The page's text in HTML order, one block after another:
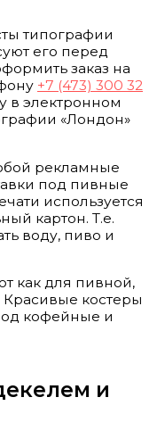
типографии
его перед
заказ на
+7 (473) 300 32
в электронном
«Лондон»
рекламные
под пивные
используется
картон. Т.е.
воду, пиво и
как для пивной,
Красивые костеры
кофейные и
и